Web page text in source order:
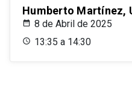
Humberto Martínez,
8 de Abril de 2025
13:35 a 14:30